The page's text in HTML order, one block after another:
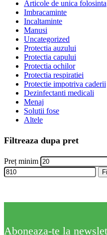
Articole de unica folosinta
Imbracaminte
Incaltaminte
Manusi
Uncategorized
Protectia auzului
Protectia capului
Protectia ochilor
Protectia respiratiei
Protectie impotriva caderii
Dezinfectanti medicali
Menaj
Solutii fose
Altele
Filtreaza dupa pret
Preț minim
Aboneaza-te la